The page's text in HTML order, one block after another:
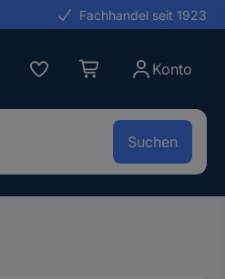
Fachhandel seit 1923
Konto
Suchen